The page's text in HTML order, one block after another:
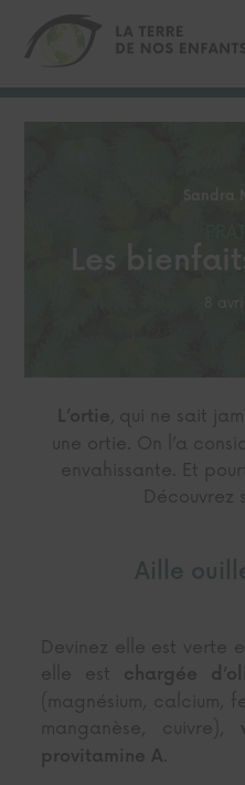
Sandra
Les
L’ortie , qui ne sait
une ortie. On l’a
envahissante. Et
Découvrez
Devinez elle est verte
elle est chargée
(magnésium, calcium,
manganèse, cuivre),
provitamine A